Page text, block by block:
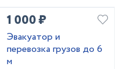
1 000 ₽
Эвакуатор и
перевозка грузов до 6
м